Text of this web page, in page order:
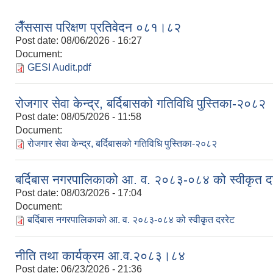
लैँससास परिक्षण प्रतिवेदन ०८१।८२
Post date: 08/06/2026 - 16:27
Document:
GESI Audit.pdf
रोजगार सेवा केन्द्र, बर्दिबासको गतिविधि पुस्तिका-२०८२
Post date: 08/05/2026 - 11:58
Document:
रोजगार सेवा केन्द्र, बर्दिबासको गतिविधि पुस्तिका-२०८२
बर्दिबास नगरपालिकाको आ. व. २०८३-०८४ को स्वीकृत
Post date: 08/03/2026 - 17:04
Document:
बर्दिबास नगरपालिकाको आ. व. २०८३-०८४ को स्वीकृत दररेट
नीति तथा कार्यक्रम आ.व.२०८३।८४
Post date: 06/23/2026 - 21:36